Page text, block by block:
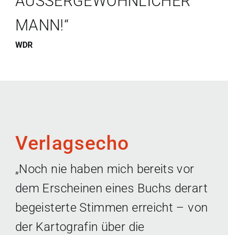
ANN!“
WDR
Verlagsecho
„Noch nie haben mich bereits vor
dem Erscheinen eines Buchs derart
begeisterte Stimmen erreicht – von
der Kartografin über die